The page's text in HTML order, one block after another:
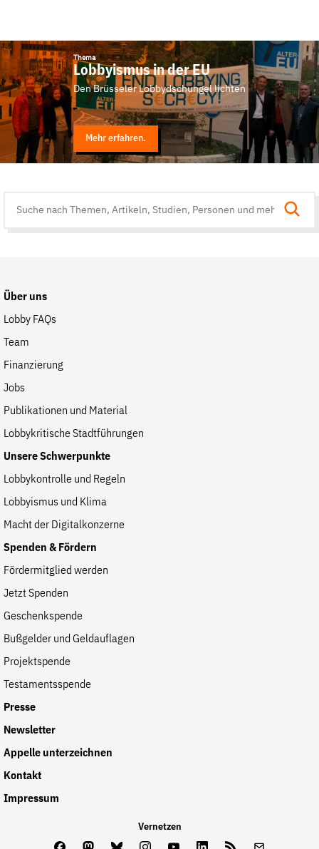
Thema
Lobbyismus in der EU
Den Brüsseler Lobbydschungel lichten
Mehr erfahren.
Über uns
Lobby FAQs
Team
Finanzierung
Jobs
Publikationen und Material
Lobbykritische Stadtführungen
Unsere Schwerpunkte
Lobbykontrolle und Regeln
Lobbyismus und Klima
Macht der Digitalkonzerne
Spenden & Fördern
Fördermitglied werden
Jetzt Spenden
Geschenkspende
Bußgelder und Geldauflagen
Projektspende
Testamentsspende
Presse
Newsletter
Appelle unterzeichnen
Kontakt
Impressum
Vernetzen